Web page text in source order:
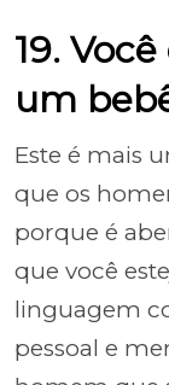
19.
um
Este é mais
que os
porque é
que você
linguagem
pessoal e